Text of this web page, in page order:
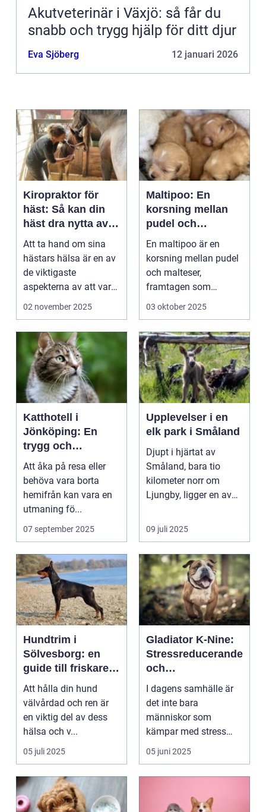
Akutveterinär i Växjö: så får du
snabb och trygg hjälp för ditt djur
Eva Sjöberg 12 januari 2026
Kiropraktor för
häst: Så kan din
häst dra nytta av
behandling
Att ta hand om sina
hästars hälsa är en av
de viktigaste
aspekterna av att vara
h&aum...
02 november 2025
Maltipoo: En
korsning mellan
pudel och
malteser
En maltipoo är en
korsning mellan pudel
och malteser,
framtagen som
sällskapshund. Den
03 oktober 2025
Katthotell i
Jönköping: En
trygg och
hemtrevlig lösning
för din katt
Att åka på resa eller
behöva vara borta
hemifrån kan vara en
utmaning fö...
07 september 2025
Upplevelser i en
elk park i Småland
Djupt i hjärtat av
Småland, bara tio
kilometer norr om
Ljungby, ligger en av
09 juli 2025
Hundtrim i
Sölvesborg: en
guide till friskare
och gladare
hundar
Att hålla din hund
välvårdad och ren är
en viktig del av dess
hälsa och v...
05 juli 2025
Gladiator K-Nine:
Stressreducerande
och
ångestdämpande
hundhalsband
I dagens samhälle är
det inte bara
människor som
kämpar med stress
och ång...
05 juni 2025